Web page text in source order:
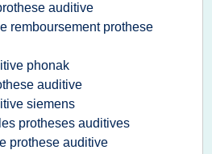
auditive
remboursement prothese
phonak
auditive
siemens
protheses auditives
prothese auditive